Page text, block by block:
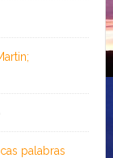
palabras